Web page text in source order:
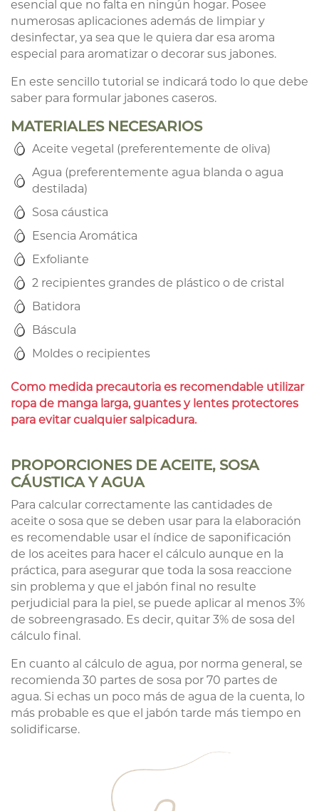
esencial que no falta en ningún hogar. Posee
numerosas aplicaciones además de limpiar y
desinfectar, ya sea que le quiera dar esa aroma
especial para aromatizar o decorar sus jabones.
En este sencillo tutorial se indicará todo lo que debe
saber para formular jabones caseros.
MATERIALES NECESARIOS
Aceite vegetal (preferentemente de oliva)
Agua (preferentemente agua blanda o agua
destilada)
Sosa cáustica
Esencia Aromática
Exfoliante
2 recipientes grandes de plástico o de cristal
Batidora
Báscula
Moldes o recipientes
Como medida precautoria es recomendable utilizar
ropa de manga larga, guantes y lentes protectores
para evitar cualquier salpicadura.
PROPORCIONES DE ACEITE, SOSA
CÁUSTICA Y AGUA
Para calcular correctamente las cantidades de
aceite o sosa que se deben usar para la elaboración
es recomendable usar el índice de saponificación
de los aceites para hacer el cálculo aunque en la
práctica, para asegurar que toda la sosa reaccione
sin problema y que el jabón final no resulte
perjudicial para la piel, se puede aplicar al menos 3%
de sobreengrasado. Es decir, quitar 3% de sosa del
cálculo final.
En cuanto al cálculo de agua, por norma general, se
recomienda 30 partes de sosa por 70 partes de
agua. Si echas un poco más de agua de la cuenta, lo
más probable es que el jabón tarde más tiempo en
solidificarse.